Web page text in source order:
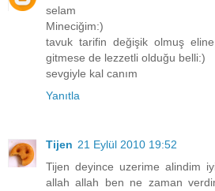
selam
Mineciğim:)
tavuk tarifin değişik olmuş
gitmese de lezzetli olduğu belli:)
sevgiyle kal canım
Yanıtla
Tijen 21 Eylül 2010 19:52
Tijen deyince uzerime alindim
allah allah ben ne zaman